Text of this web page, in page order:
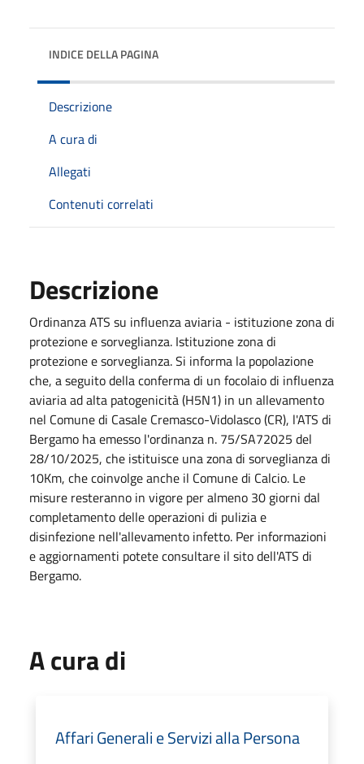
INDICE DELLA PAGINA
Descrizione
A cura di
Allegati
Contenuti correlati
Descrizione
Ordinanza ATS su influenza aviaria - istituzione zona di
protezione e sorveglianza. Istituzione zona di
protezione e sorveglianza. Si informa la popolazione
che, a seguito della conferma di un focolaio di influenza
aviaria ad alta patogenicità (H5N1) in un allevamento
nel Comune di Casale Cremasco-Vidolasco (CR), l'ATS di
Bergamo ha emesso l'ordinanza n. 75/SA72025 del
28/10/2025, che istituisce una zona di sorveglianza di
10Km, che coinvolge anche il Comune di Calcio. Le
misure resteranno in vigore per almeno 30 giorni dal
completamento delle operazioni di pulizia e
disinfezione nell'allevamento infetto. Per informazioni
e aggiornamenti potete consultare il sito dell'ATS di
Bergamo.
A cura di
Affari Generali e Servizi alla Persona